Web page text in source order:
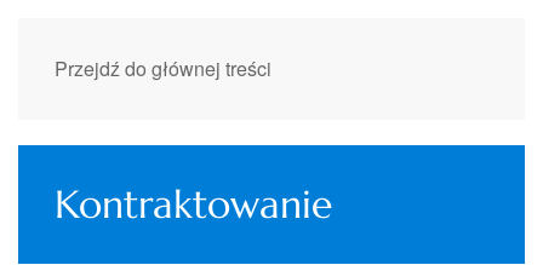
Przejdź do głównej treści
Kontraktowanie